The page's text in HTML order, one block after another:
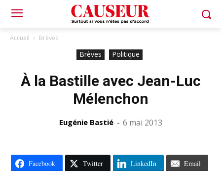
Accueil Brèves
Brèves Politique
À la Bastille avec Jean-Luc
Mélenchon
Eugénie Bastié - 6 mai 2013
Facebook Twitter LinkedIn Email